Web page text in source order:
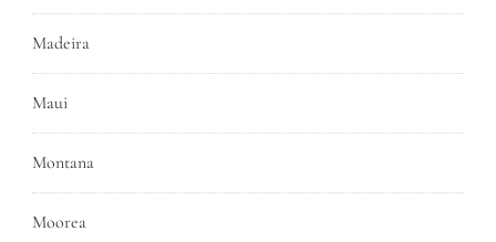
Madeira
Maui
Montana
Moorea